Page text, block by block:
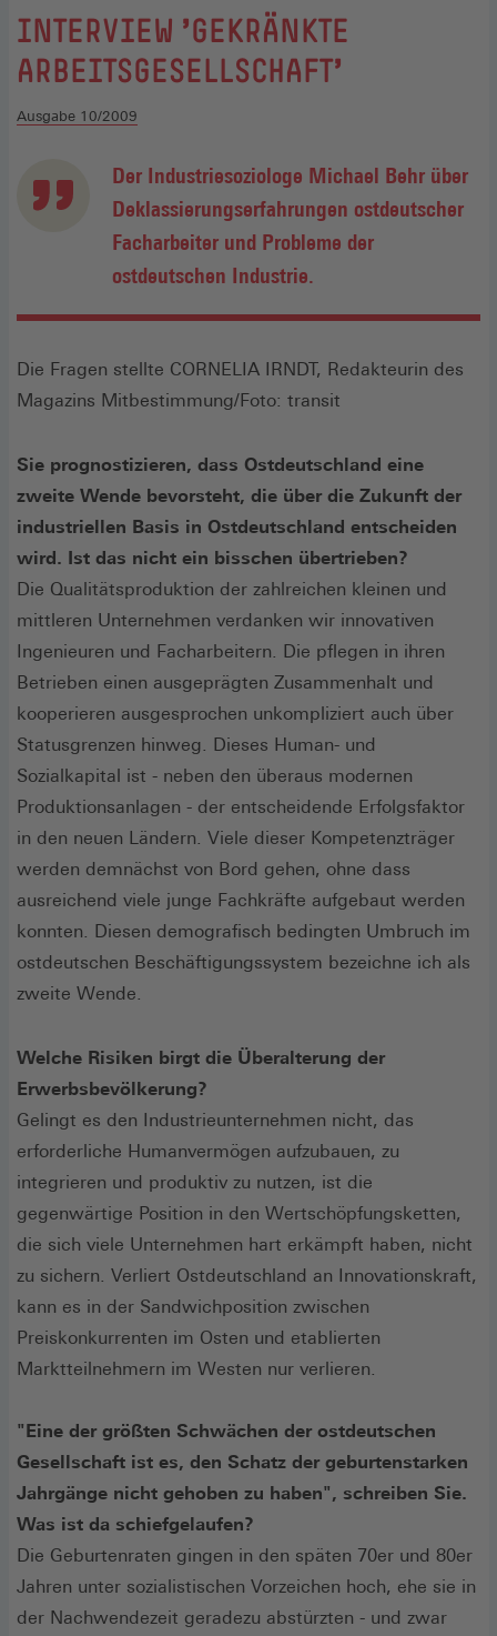
:
INTERVIEW 'GEKRÄNKTE
ARBEITSGESELLSCHAFT'
Ausgabe 10/2009
Der Industriesoziologe Michael Behr über
Deklassierungserfahrungen ostdeutscher
Facharbeiter und Probleme der
ostdeutschen Industrie.
Die Fragen stellte CORNELIA IRNDT, Redakteurin des
Magazins Mitbestimmung/Foto: transit
Sie prognostizieren, dass Ostdeutschland eine
zweite Wende bevorsteht, die über die Zukunft der
industriellen Basis in Ostdeutschland entscheiden
wird. Ist das nicht ein bisschen übertrieben?
Die Qualitätsproduktion der zahlreichen kleinen und
mittleren Unternehmen verdanken wir innovativen
Ingenieuren und Facharbeitern. Die pflegen in ihren
Betrieben einen ausgeprägten Zusammenhalt und
kooperieren ausgesprochen unkompliziert auch über
Statusgrenzen hinweg. Dieses Human- und
Sozialkapital ist - neben den überaus modernen
Produktionsanlagen - der entscheidende Erfolgsfaktor
in den neuen Ländern. Viele dieser Kompetenzträger
werden demnächst von Bord gehen, ohne dass
ausreichend viele junge Fachkräfte aufgebaut werden
konnten. Diesen demografisch bedingten Umbruch im
ostdeutschen Beschäftigungssystem bezeichne ich als
zweite Wende.
Welche Risiken birgt die Überalterung der
Erwerbsbevölkerung?
Gelingt es den Industrieunternehmen nicht, das
erforderliche Humanvermögen aufzubauen, zu
integrieren und produktiv zu nutzen, ist die
gegenwärtige Position in den Wertschöpfungsketten,
die sich viele Unternehmen hart erkämpft haben, nicht
zu sichern. Verliert Ostdeutschland an Innovationskraft,
kann es in der Sandwichposition zwischen
Preiskonkurrenten im Osten und etablierten
Marktteilnehmern im Westen nur verlieren.
"Eine der größten Schwächen der ostdeutschen
Gesellschaft ist es, den Schatz der geburtenstarken
Jahrgänge nicht gehoben zu haben", schreiben Sie.
Was ist da schiefgelaufen?
Die Geburtenraten gingen in den späten 70er und 80er
Jahren unter sozialistischen Vorzeichen hoch, ehe sie in
der Nachwendezeit geradezu abstürzten - und zwar